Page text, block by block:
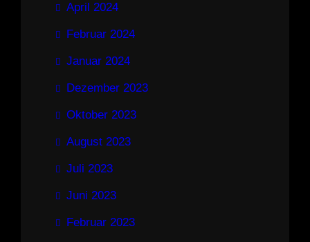
April 2024
Februar 2024
Januar 2024
Dezember 2023
Oktober 2023
August 2023
Juli 2023
Juni 2023
Februar 2023